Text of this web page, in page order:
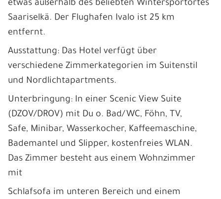
etwas außerhalb des beliebten Wintersportortes
Saariselkä. Der Flughafen Ivalo ist 25 km
entfernt.
Ausstattung: Das Hotel verfügt über
verschiedene Zimmerkategorien im Suitenstil
und Nordlichtapartments.
Unterbringung: In einer Scenic View Suite
(DZOV/DROV) mit Du o. Bad/WC, Föhn, TV,
Safe, Minibar, Wasserkocher, Kaffeemaschine,
Bademantel und Slipper, kostenfreies WLAN.
Das Zimmer besteht aus einem Wohnzimmer
mit
Schlafsofa im unteren Bereich und einem